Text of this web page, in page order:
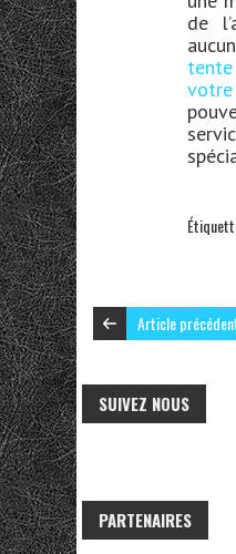
de
Article
SUIVEZ NOUS
PARTENAIRES